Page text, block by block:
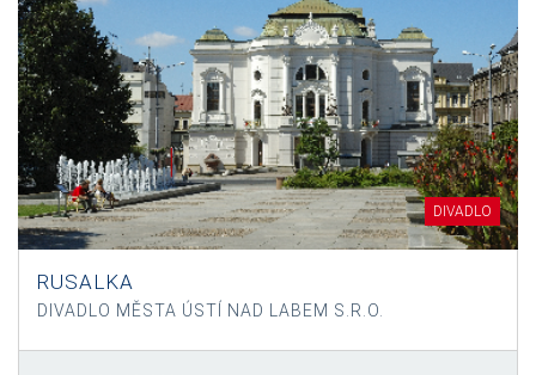
DIVADLO
RUSALKA
DIVADLO MĚSTA ÚSTÍ NAD LABEM S.R.O.